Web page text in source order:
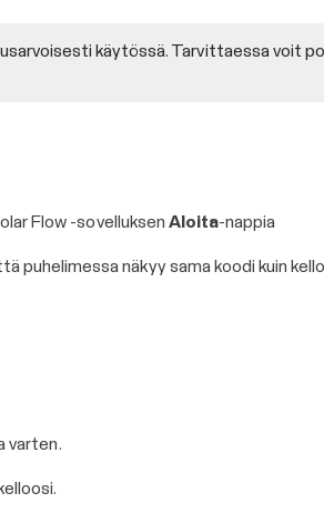
käytössä. Tarvittaessa voit
Flow -sovelluksen Aloita-nappia
puhelimessa näkyy sama koodi kuin
varten.